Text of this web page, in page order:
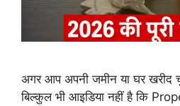
अगर आप अपनी जमीन या घर
बिल्कुल भी आइडिया नहीं है कि